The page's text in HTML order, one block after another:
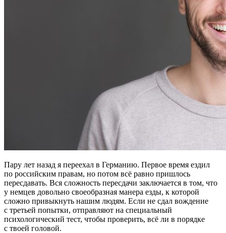
Пару лет назад я переехал в Германию. Первое время ездил
по российским правам, но потом всё равно пришлось
пересдавать. Вся сложность пересдачи заключается в том, что
у немцев довольно своеобразная манера езды, к которой
сложно привыкнуть нашим людям. Если не сдал вождение
с третьей попытки, отправляют на специальный
психологический тест, чтобы проверить, всё ли в порядке
с твоей головой.